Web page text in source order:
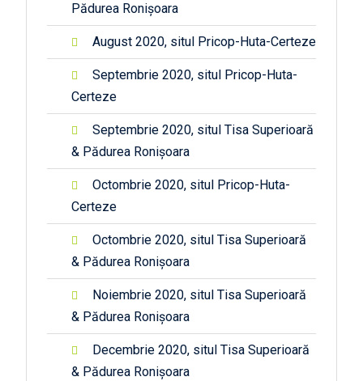
Pădurea Ronișoara
August 2020, situl Pricop-Huta-Certeze
Septembrie 2020, situl Pricop-Huta-
Certeze
Septembrie 2020, situl Tisa Superioară
& Pădurea Ronișoara
Octombrie 2020, situl Pricop-Huta-
Certeze
Octombrie 2020, situl Tisa Superioară
& Pădurea Ronișoara
Noiembrie 2020, situl Tisa Superioară
& Pădurea Ronișoara
Decembrie 2020, situl Tisa Superioară
& Pădurea Ronișoara